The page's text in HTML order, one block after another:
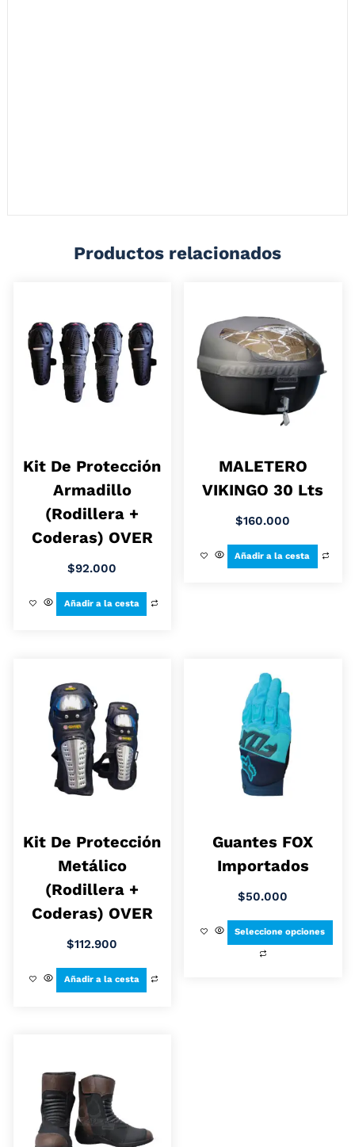
Productos relacionados
Kit De Protección
Armadillo
(Rodillera +
Coderas) OVER
$92.000
Añadir a la cesta
MALETERO
VIKINGO 30 Lts
$160.000
Añadir a la cesta
Kit De Protección
Metálico
(Rodillera +
Coderas) OVER
$112.900
Añadir a la cesta
Guantes FOX
Importados
$50.000
Seleccione opciones